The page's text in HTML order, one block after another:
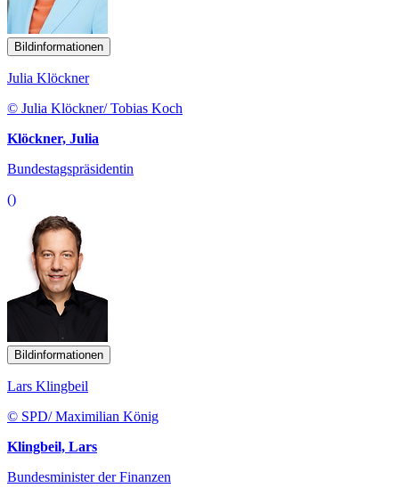
Bildinformationen
Julia Klöckner
© Julia Klöckner/ Tobias Koch
Klöckner, Julia
Bundestagspräsidentin
()
Bildinformationen
Lars Klingbeil
© SPD/ Maximilian König
Klingbeil, Lars
Bundesminister der Finanzen